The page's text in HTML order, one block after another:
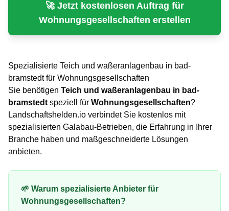
🚀 Jetzt kostenlosen Auftrag für
Wohnungsgesellschaften erstellen
Spezialisierte Teich und waßeranlagenbau in bad-
bramstedtfür Wohnungsgesellschaften
Sie benötigen Teich und waßeranlagenbau in bad-
bramstedt speziell für Wohnungsgesellschaften?
Landschaftshelden.io verbindet Sie kostenlos mit
spezialisierten Galabau-Betrieben, die Erfahrung in Ihrer
Branche haben und maßgeschneiderte Lösungen
anbieten.
🌱 Warum spezialisierte Anbieter für
Wohnungsgesellschaften?